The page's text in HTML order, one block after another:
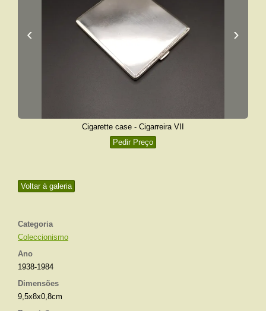
Voltar à galeria
Categoria
Coleccionismo
Ano
1938-1984
Dimensões
9,5x8x0,8cm
‹ ›
Cigarette case - Cigarreira VII
Pedir Preço